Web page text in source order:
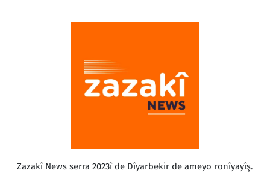
Zazakî News serra 2023î de Dîyarbekir de ameyo ronîyayîş.